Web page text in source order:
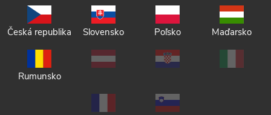
Česká republika Slovensko Poľsko Maďarsko
Rumunsko